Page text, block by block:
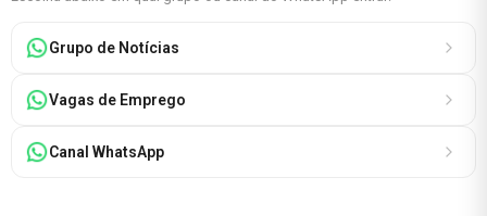
Grupo de Notícias
Vagas de Emprego
Canal WhatsApp